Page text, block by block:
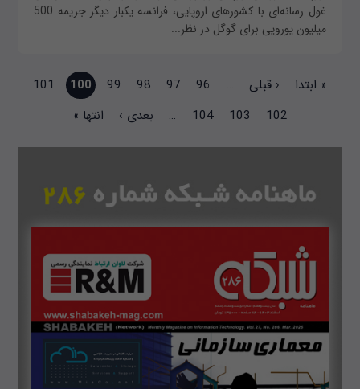
غول رسانه‌ای با کشورهای اروپایی، فرانسه یکبار دیگر جریمه 500
میلیون یورویی برای گوگل در نظر...
صفحه‌ها
« ابتدا ‹ قبلی …
96
97
98
99
100
101
102
103
104
… بعدی › انتها »